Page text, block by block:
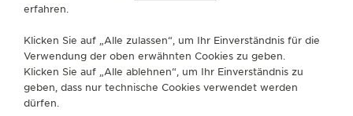
DEN NEWSLETTER ABONNIEREN
erfahren.
Klicken Sie auf „Alle zulassen“, um Ihr Einverständnis für die
Verwendung der oben erwähnten Cookies zu geben.
Klicken Sie auf „Alle ablehnen“, um Ihr Einverständnis zu
geben, dass nur technische Cookies verwendet werden
dürfen.